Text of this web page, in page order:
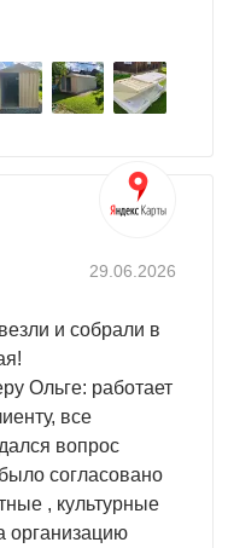
29.06.2026
и собрали в
Ольге: работает
все
вопрос
согласовано
, культурные
организацию